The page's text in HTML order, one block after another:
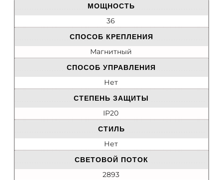
МОЩНОСТЬ
36
СПОСОБ КРЕПЛЕНИЯ
Магнитный
СПОСОБ УПРАВЛЕНИЯ
Нет
СТЕПЕНЬ ЗАЩИТЫ
IP20
СТИЛЬ
Нет
СВЕТОВОЙ ПОТОК
2893